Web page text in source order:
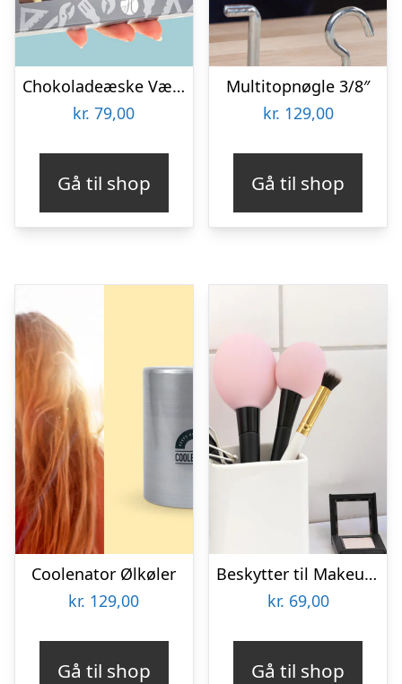
Chokoladeæske Værktøj
kr. 79,00
Gå til shop
Multitopnøgle 3/8″
kr. 129,00
Gå til shop
Coolenator Ølkøler
kr. 129,00
Gå til shop
Beskytter til Makeupbørster 3-pak
kr. 69,00
Gå til shop